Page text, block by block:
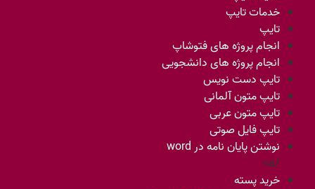
خدمات تایپ
تایپ
انجام پروژه های فتوشاپ
انجام پروژه های دانشجویی
تایپ دست نویس
تایپ متون آلمانی
تایپ متون عربی
تایپ فایل صوتی
نوشتن پایان نامه در word
/a>
خرید پسته